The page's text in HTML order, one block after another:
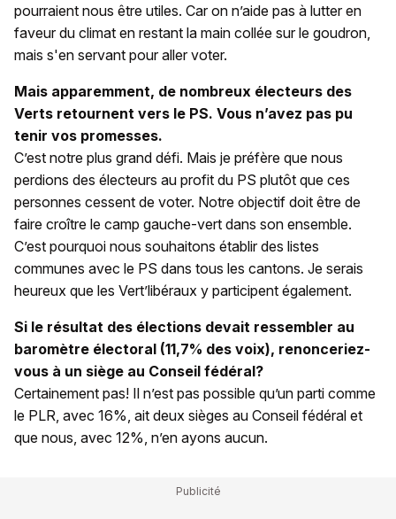
pourraient nous être utiles. Car on n’aide pas à lutter en
faveur du climat en restant la main collée sur le goudron,
mais s'en servant pour aller voter.
Mais apparemment, de nombreux électeurs des
Verts retournent vers le PS. Vous n’avez pas pu
tenir vos promesses.
C’est notre plus grand défi. Mais je préfère que nous
perdions des électeurs au profit du PS plutôt que ces
personnes cessent de voter. Notre objectif doit être de
faire croître le camp gauche-vert dans son ensemble.
C’est pourquoi nous souhaitons établir des listes
communes avec le PS dans tous les cantons. Je serais
heureux que les Vert’libéraux y participent également.
Si le résultat des élections devait ressembler au
baromètre électoral (11,7% des voix), renonceriez-
vous à un siège au Conseil fédéral?
Certainement pas! Il n’est pas possible qu’un parti comme
le PLR, avec 16%, ait deux sièges au Conseil fédéral et
que nous, avec 12%, n’en ayons aucun.